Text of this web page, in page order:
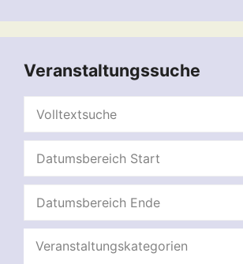
Veranstaltungssuche
Veranstaltungskategorien